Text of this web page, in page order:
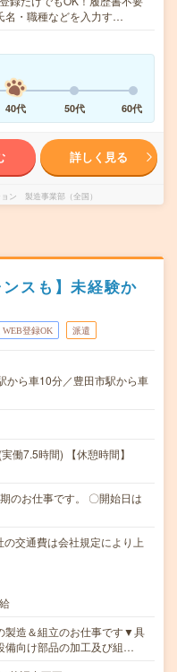
名・職種などを入力す…
40代 50代 60代
詳しく見る
ン 製造事業部（全国）
スも】未経験か
WEB登録OK 派遣
から車10分／豊田市駅から車
働7.5時間) 【休憩時間】
お仕事です。 〇開始日は
交通費は会社規定により上
製造＆組立のお仕事です▼具
備向け部品の加工及び組…